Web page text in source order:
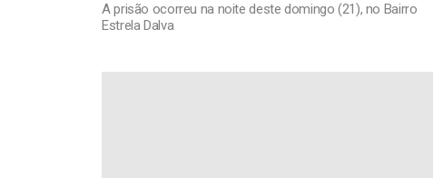
A prisão ocorreu na noite deste domingo (21), no Bairro
Estrela Dalva